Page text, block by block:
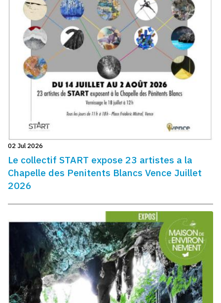
02 Jul 2026
Le collectif START expose 23 artistes a la
Chapelle des Penitents Blancs Vence Juillet
2026